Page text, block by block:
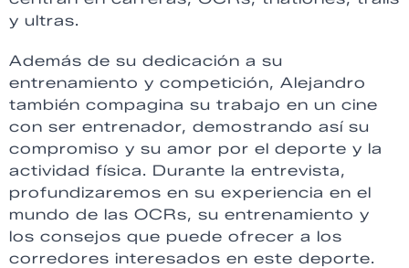
y ultras.
Además de su dedicación a su
entrenamiento y competición, Alejandro
también compagina su trabajo en un cine
con ser entrenador, demostrando así su
compromiso y su amor por el deporte y la
actividad física. Durante la entrevista,
profundizaremos en su experiencia en el
mundo de las OCRs, su entrenamiento y
los consejos que puede ofrecer a los
corredores interesados en este deporte.